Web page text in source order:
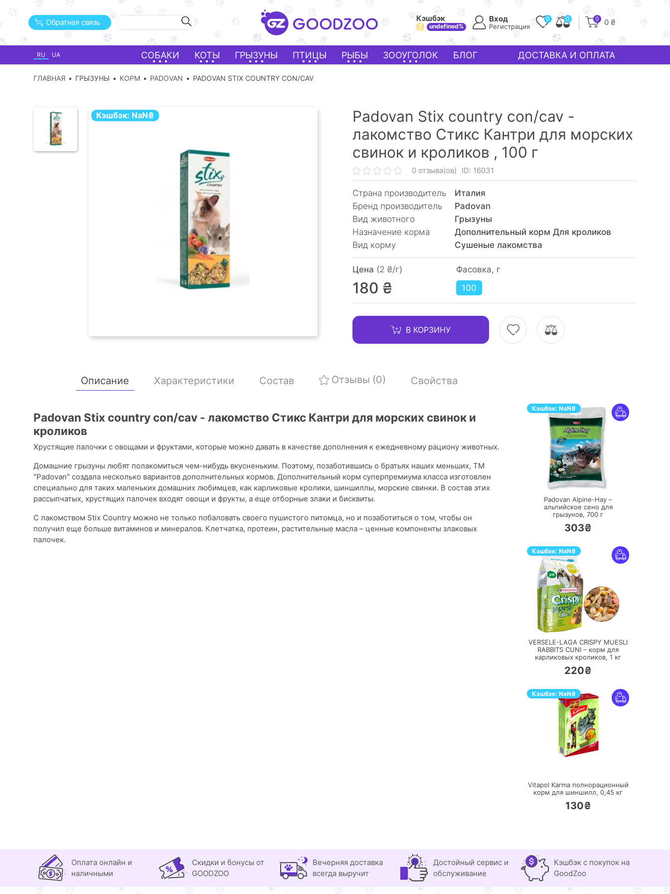
Обратная связь Кэшбэк
undefined%
Вход
Регистрация
0 0 0 0 ₴
RU UA СОБАКИ КОТЫ ГРЫЗУНЫ ПТИЦЫ РЫБЫ ЗООУГОЛОК БЛОГ ДОСТАВКА И ОПЛАТА
ГЛАВНАЯ ГРЫЗУНЫ КОРМ PADOVAN PADOVAN STIX COUNTRY CON/CAV
Кэшбэк: NaN₴
Padovan Stix country con/cav -
лакомство Стикс Кантри для морских
свинок и кроликов , 100 г
0 отзыва(ов) ID: 16031
Страна производитель
Италия
Бренд производитель
Padovan
Вид животного
Грызуны
Назначение корма
Дополнительный корм Для кроликов
Вид корму
Сушеные лакомства
Цена (2 ₴/г)
180 ₴
Фасовка, г
100
В КОРЗИНУ
Описание Характеристики Состав Отзывы (0) Свойства
Padovan Stix country con/cav - лакомство Стикс Кантри для морских свинок и
кроликов
Хрустящие палочки с овощами и фруктами, которые можно давать в качестве дополнения к ежедневному рациону животных.
Домашние грызуны любят полакомиться чем-нибудь вкусненьким. Поэтому, позаботившись о братьях наших меньших, ТМ
"Padovan" создала несколько вариантов дополнительных кормов. Дополнительный корм суперпремиума класса изготовлен
специально для таких маленьких домашних любимцев, как карликовые кролики, шиншиллы, морские свинки. В состав этих
рассыпчатых, хрустящих палочек входят овощи и фрукты, а еще отборные злаки и бисквиты.
С лакомством Stix Country можно не только побаловать своего пушистого питомца, но и позаботиться о том, чтобы он
получил еще больше витаминов и минералов. Клетчатка, протеин, растительные масла – ценные компоненты злаковых
палочек.
Кэшбэк: NaN₴
ПЕРЕЙТИ
Padovan Alpine-Hay –
альпийское сено для
грызунов, 700 г
303₴
Кэшбэк: NaN₴
ПЕРЕЙТИ
VERSELE-LAGA CRISPY MUESLI
RABBITS CUNI – корм для
карликовых кроликов, 1 кг
220₴
Кэшбэк: NaN₴
Vitapol Karma полнорационный
корм для шиншилл, 0,45 кг
130₴
Оплата онлайн и
наличными
Скидки и бонусы от
GOODZOO
Вечерняя доставка
всегда выручит
Достойный сервис и
обслуживание
Кэшбэк с покупок на
GoodZoo